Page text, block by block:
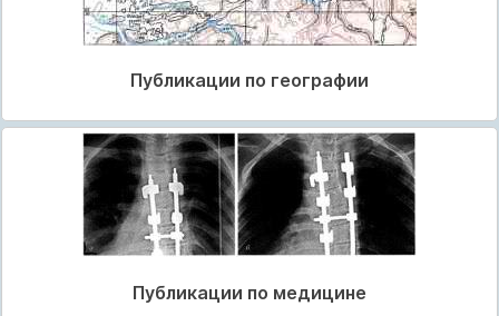
Публикации по географии
Публикации по медицине